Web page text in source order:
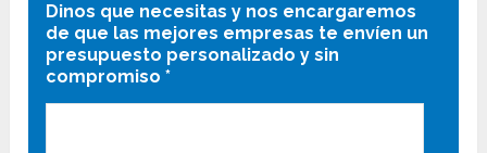
Dinos que necesitas y nos encargaremos
de que las mejores empresas te envíen un
presupuesto personalizado y sin
compromiso *